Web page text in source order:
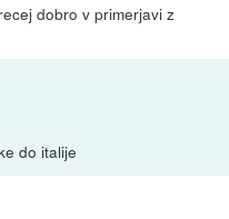
dobro v primerjavi z
do italije